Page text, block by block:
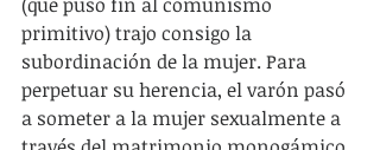
primitivo) trajo consigo la
subordinación de la mujer. Para
perpetuar su herencia, el varón pasó
a someter a la mujer sexualmente a